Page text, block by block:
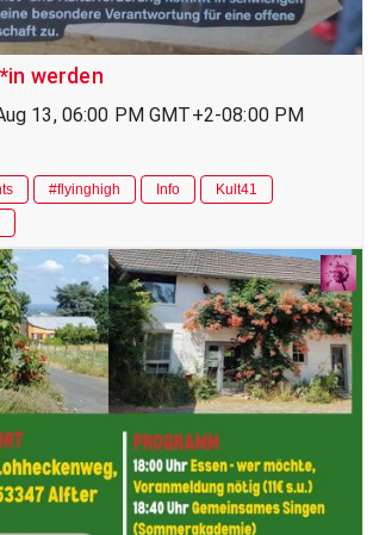
werden
13, 06:00 PM GMT+2-08:00 PM
#flyinghigh Info
Kult41